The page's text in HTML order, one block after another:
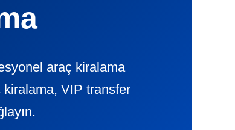
araç kiralama
kiralama, VIP transfer